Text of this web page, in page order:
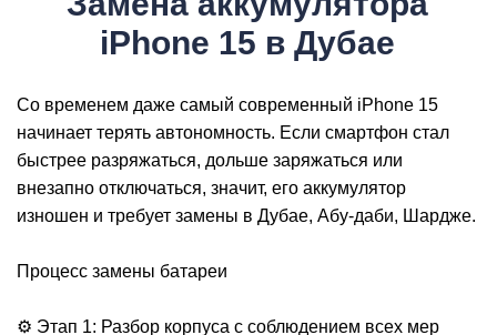
iPhone 15 в Дубае
Со временем даже самый современный iPhone 15
начинает терять автономность. Если смартфон стал
быстрее разряжаться, дольше заряжаться или
внезапно отключаться, значит, его аккумулятор
изношен и требует замены в Дубае, Абу-даби, Шардже.
Процесс замены батареи
⚙️ Этап 1: Разбор корпуса с соблюдением всех мер